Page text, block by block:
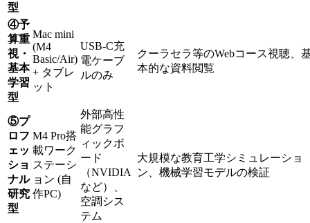
型
④予
算重
視・
基本
学習
型
Mac mini
(M4
Basic/Air)
+ タブレ
ット
USB-C充
電ケーブ
ルのみ
クーラセラ等のWebコース視聴、
本的な資料閲覧
⑤プ
ロフ
ェッ
ショ
ナル
研究
型
M4 Pro搭
載ワーク
ステーシ
ョン (自
作PC)
外部高性
能グラフ
ィックボ
ード
（NVIDIA
など）、
空調シス
テム
大規模な教育工学シミュレーショ
ン、機械学習モデルの検証